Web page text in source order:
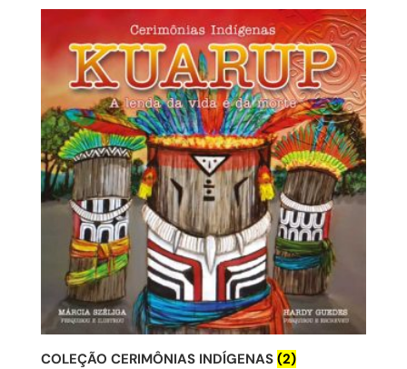
COLEÇÃO CERIMÔNIAS INDÍGENAS (2)